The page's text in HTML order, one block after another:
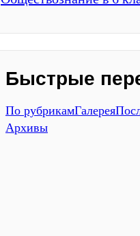
Быстрые
По рубрикамГалерея
Архивы